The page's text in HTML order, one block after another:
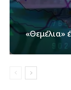
«Θεμέλια»